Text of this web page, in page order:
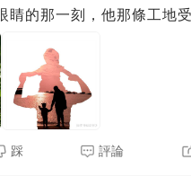
睛的那一刻，他那條工地
踩 評論